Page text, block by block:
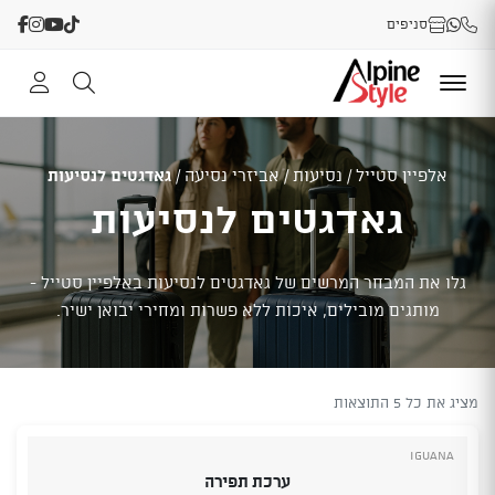
סניפים
אלפיין סטייל/ נסיעות /אביזרי נסיעה /גאדגטים לנסיעות
גאדגטים לנסיעות
גלו את המבחר המרשים של גאדגטים לנסיעות באלפיין סטייל -
מותגים מובילים, איכות ללא פשרות ומחירי יבואן ישיר.
מציג את כל 5 התוצאות
Iguana
ערכת תפירה